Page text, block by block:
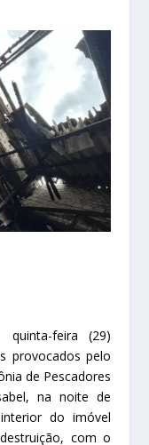
feira (29)
provocados pelo
de Pescadores
na noite de
do imóvel
com o